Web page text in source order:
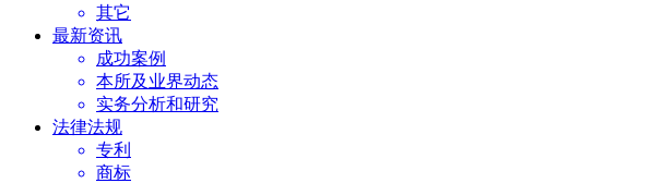
其它
最新资讯
成功案例
本所及业界动态
实务分析和研究
法律法规
专利
商标